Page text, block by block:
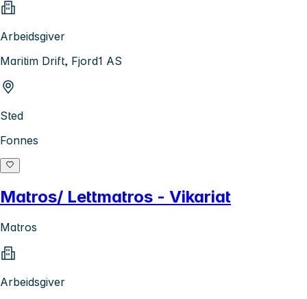
Arbeidsgiver
Maritim Drift, Fjord1 AS
Sted
Fonnes
Matros/ Lettmatros - Vikariat
Matros
Arbeidsgiver